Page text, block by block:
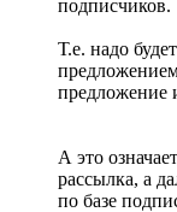
подписчиков.
Т.е. надо
предложение
А это
рассылка, а
по базе